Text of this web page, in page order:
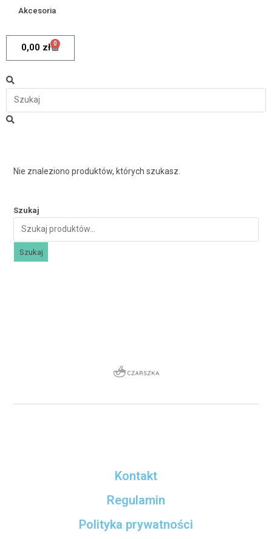
Akcesoria
0,00 zł 0
Nie znaleziono produktów, których szukasz.
Szukaj
Szukaj
Kontakt
Regulamin
Polityka prywatności